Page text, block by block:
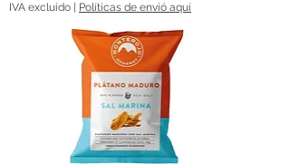
IVA excluido Políticas de envió aquí